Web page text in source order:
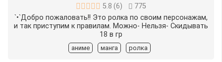
5.8 (6)
775
`•`Добро пожаловать!! Это ролка по своим персонажам,
и так приступим к правилам. Можно-️ Нельзя-️ Скидывать
18 в гр
аниме манга ролка